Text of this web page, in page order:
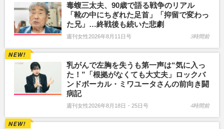
毒蝮三太夫、90歳で語る戦争のリアル
「靴の中にちぎれた足首」「抑留で変わっ
た兄」…終戦後も続いた悲劇
週刊女性2026年8月11日号 3時間前
乳がんで左胸を失うも第一声は“気に入っ
た！”「根拠がなくても大丈夫」ロックバ
ンドボーカル・ミワユータさんの前向き闘
病記
週刊女性2026年8月18日・25日号 4時間前